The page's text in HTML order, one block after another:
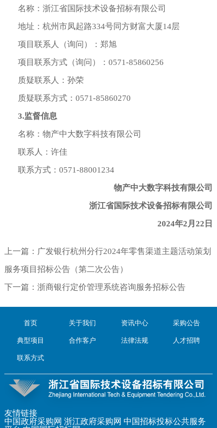
名称：浙江省国际技术设备招标有限公司
地址：杭州市凤起路334号同方财富大厦14层
项目联系人（询问）：郑旭
项目联系方式（询问）：0571-85860256
质疑联系人：孙荣
质疑联系方式：0571-85860270
3.监督信息
名称：物产中大数字科技有限公司
联系人：许佳
联系方式：0571-88001234
物产中大数字科技有限公司
浙江省国际技术设备招标有限公司
2024年2 月22 日
上一篇： 广发银行杭州分行2024年零售渠道主题活动策划
服务项目招标公告（第二次公告）
下一篇： 浙商银行定价管理系统咨询服务招标公告
首页 关于我们 资讯中心 采购公告
典型项目 合作客户 法律法规 人才招聘
联系方式
友情链接
中国政府采购网 浙江政府采购网 中国招标投标公共服务